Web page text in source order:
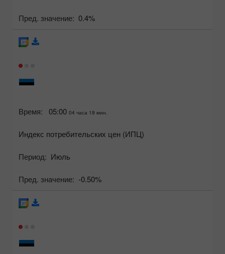
Пред. значение: 0.4%
Время: 05:00 04 часа 19 мин.
Индекс потребительских цен (ИПЦ)
Период: Июль
Пред. значение: -0.50%